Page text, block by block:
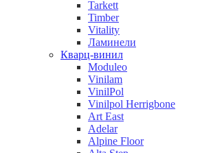
Tarkett
Timber
Vitality
Ламинели
Кварц-винил
Moduleo
Vinilam
VinilPol
Vinilpol Herrigbone
Art East
Adelar
Alpine Floor